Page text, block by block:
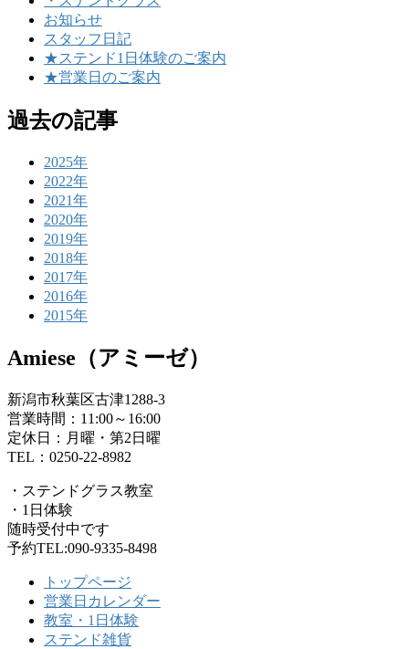
お知らせ
スタッフ日記
★ステンド1日体験のご案内
★営業日のご案内
過去の記事
2025年
2022年
2021年
2020年
2019年
2018年
2017年
2016年
2015年
Amiese（アミーゼ）
新潟市秋葉区古津1288-3
営業時間：11:00～16:00
定休日：月曜・第2日曜
TEL：0250-22-8982
・ステンドグラス教室
・1日体験
随時受付中です
予約TEL:090-9335-8498
トップページ
営業日カレンダー
教室・1日体験
ステンド雑貨